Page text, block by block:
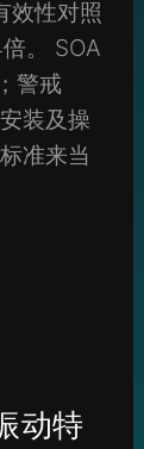
效性对照
。 SOA
警戒
装及操
准来当
动特